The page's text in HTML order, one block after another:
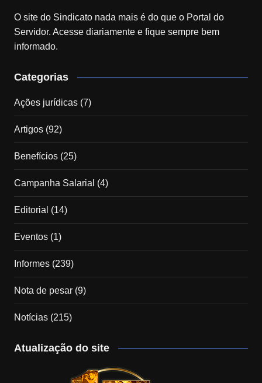
O site do Sindicato nada mais é do que o Portal do
Servidor. Acesse diariamente e fique sempre bem
informado.
Categorias
Ações jurídicas(7)
Artigos(92)
Benefícios(25)
Campanha Salarial (4)
Editorial (14)
Eventos(1)
Informes(239)
Nota de pesar(9)
Notícias(215)
Atualização do site